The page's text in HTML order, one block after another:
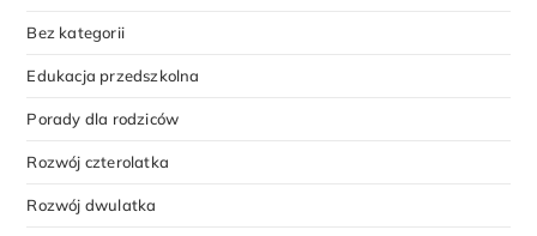
Bez kategorii
Edukacja przedszkolna
Porady dla rodziców
Rozwój czterolatka
Rozwój dwulatka